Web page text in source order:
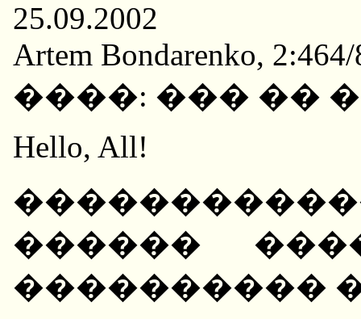
25.09.2002
Artem Bondarenko,
����: ��� ��
Hello, All!
������
����������